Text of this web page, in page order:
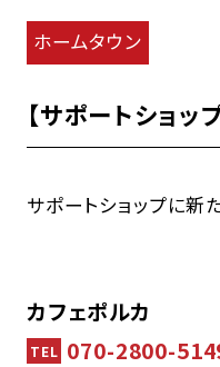
ホームタウン
【サポートショッ
サポートショップに新
カフェポルカ
TEL 070-2800-